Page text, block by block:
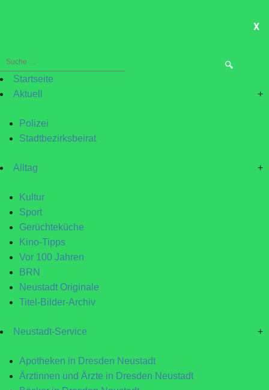
X
Suche
nach:Startseite
Aktuell
+
Polizei
Stadtbezirksbeirat
Alltag +
Kultur
Sport
Gerüchteküche
Kino-Tipps
Vor 100 Jahren
BRN
Neustadt Originale
Titel-Bilder-Archiv
Neustadt-Service +
Apotheken in Dresden Neustadt
Ärztinnen und Ärzte in Dresden Neustadt